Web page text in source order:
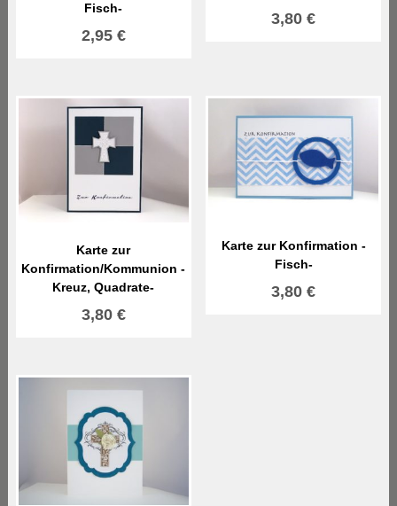
Fisch-
2,95 €
3,80€
Karte zur
Konfirmation/Kommunion -
Kreuz, Quadrate-
3,80 €
Karte zur Konfirmation -
Fisch-
3,80€